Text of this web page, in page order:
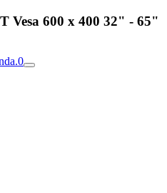
Vesa 600 x 400 32" - 65"
0